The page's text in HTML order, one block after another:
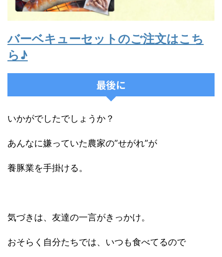
バーベキューセットのご注文はこち
ら♪
最後に
いかがでしたでしょうか？
あんなに嫌っていた農家の”せがれ”が
養豚業を手掛ける。
気づきは、友達の一言がきっかけ。
おそらく自分たちでは、いつも食べてるので